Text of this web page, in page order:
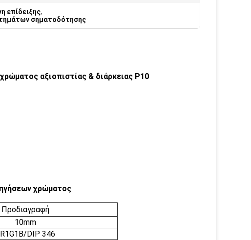
επίδειξης,
σηματοδότησης
αξιοπιστίας & διάρκειας P10
χρώματος
Προδιαγραφή
10mm
DIP 346